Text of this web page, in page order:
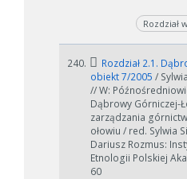
Rozdział
240.
Rozdział 2.1.
obiekt 7/2005 /
// W:
Dąbrowy Górniczej-
zarządzania
ołowiu / red. Sylwia
Dariusz Rozmus:
Etnologii Polskiej
60